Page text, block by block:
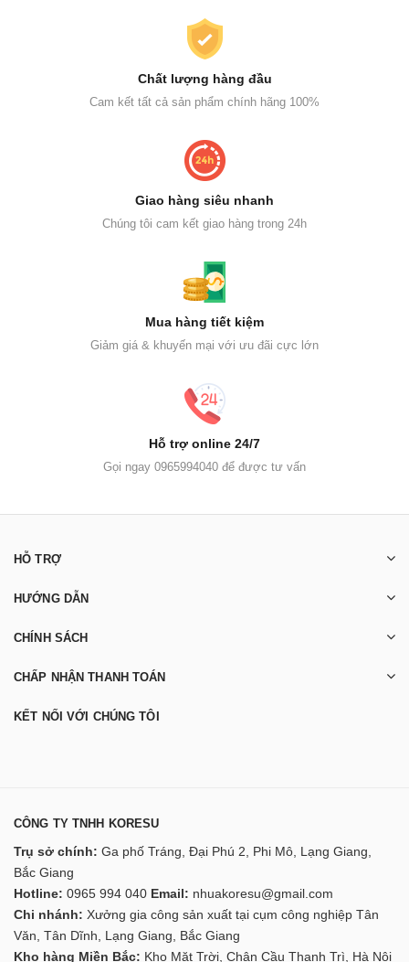
Chất lượng hàng đầu
Cam kết tất cả sản phẩm chính hãng 100%
Giao hàng siêu nhanh
Chúng tôi cam kết giao hàng trong 24h
Mua hàng tiết kiệm
Giảm giá & khuyến mại với ưu đãi cực lớn
Hỗ trợ online 24/7
Gọi ngay 0965994040 để được tư vấn
HỖ TRỢ
HƯỚNG DẪN
CHÍNH SÁCH
CHẤP NHẬN THANH TOÁN
KẾT NỐI VỚI CHÚNG TÔI
CÔNG TY TNHH KORESU
Trụ sở chính: Ga phố Tráng, Đại Phú 2, Phi Mô, Lạng Giang,
Bắc Giang
Hotline: 0965 994 040 Email: nhuakoresu@gmail.com
Chi nhánh: Xưởng gia công sản xuất tại cụm công nghiệp Tân
Văn, Tân Dĩnh, Lạng Giang, Bắc Giang
Kho hàng Miền Bắc: Kho Mặt Trời, Chân Cầu Thanh Trì, Hà Nội